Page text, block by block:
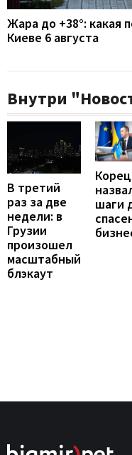
Жара до +38°: какая
Киеве 6 августа
Внутри
В третий
раз за две
недели: в
Грузии
произошел
масштабный
блэкаут
шаги